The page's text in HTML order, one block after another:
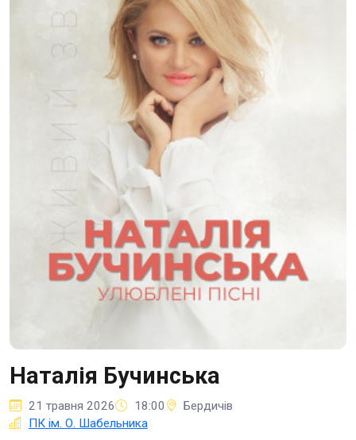
Наталія Бучинська
21 травня 2026 18:00
Бердичів
ПК ім. О. Шабельника